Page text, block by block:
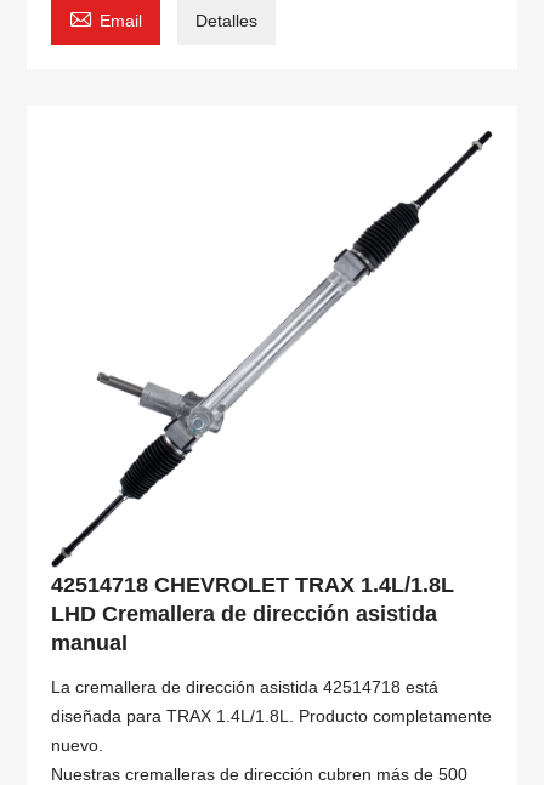
 Email Detalles
42514718 CHEVROLET TRAX 1.4L/1.8L
LHD Cremallera de dirección asistida
manual
La cremallera de dirección asistida 42514718 está
diseñada para TRAX 1.4L/1.8L. Producto completamente
nuevo.
Nuestras cremalleras de dirección cubren más de 500